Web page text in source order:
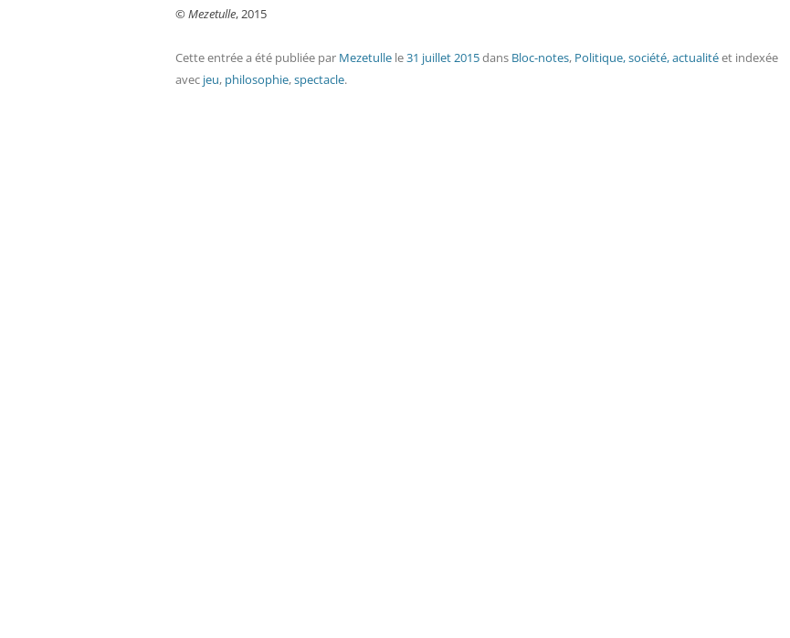
©Mezetulle, 2015
Cette entrée a été publiée par Mezetulle le31 juillet 2015dans Bloc-notes, Politique, société, actualitéet indexée
avec jeu, philosophie,spectacle.